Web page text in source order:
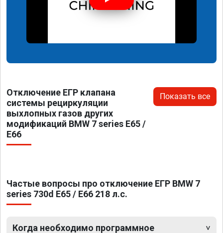
Отключение ЕГР клапана
системы рециркуляции
выхлопных газов других
модификаций BMW 7 series E65 /
E66
Показать все
Частые вопросы про отключение ЕГР BMW 7
series 730d E65 / E66 218 л.с.
Когда необходимо программное